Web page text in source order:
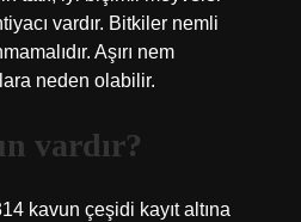
vardır. Bitkiler nemli
Aşırı nem
neden olabilir.
vardır?
kavun çeşidi kayıt altına